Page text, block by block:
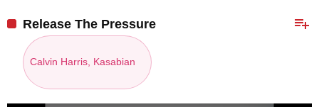
playlist_add
Release The Pressure
Calvin Harris, Kasabian